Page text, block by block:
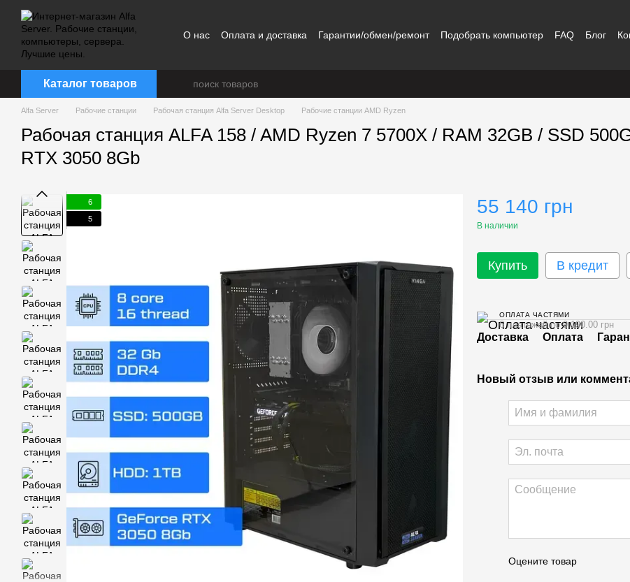
Перейти к основному контенту
О нас Оплата и доставка Гарантии/обмен/ремонт Подобрать компьютер FAQ Блог
Каталог товаров
Alfa Server Рабочие станции Рабочая станция Alfa Server Desktop Рабочие станции AMD Ryzen
Рабочая станция ALFA 158 / AMD Ryzen 7 5700X / RAM 32GB / SSD
RTX 3050 8Gb
6
5
55 140 грн
В наличии
Купить В кредит
ОПЛАТА ЧАСТЯМИ
6 платежей по 9 190.00 грн
Доставка Оплата
Новый отзыв или
Оцените товар